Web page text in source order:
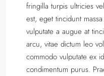
fringilla turpis ultricies
est, eget tincidunt
vulputate a augue at
arcu, vitae dictum leo
commodo vulputate ex
condimentum purus.